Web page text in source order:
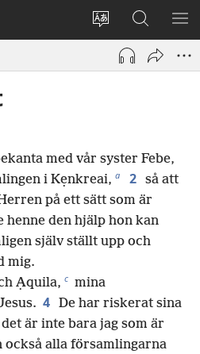
Ändra
webbplatsens
språk
Logga
(öppnar
Sök
på
jw.org
med vår syster Febe,
i Kẹnkreai, a 2 så att
på ett sätt som är
henne den hjälp hon kan
själv ställt upp och
mig.
Ạquila, c mina
4 De har riskerat sina
är inte bara jag som är
också alla församlingarna